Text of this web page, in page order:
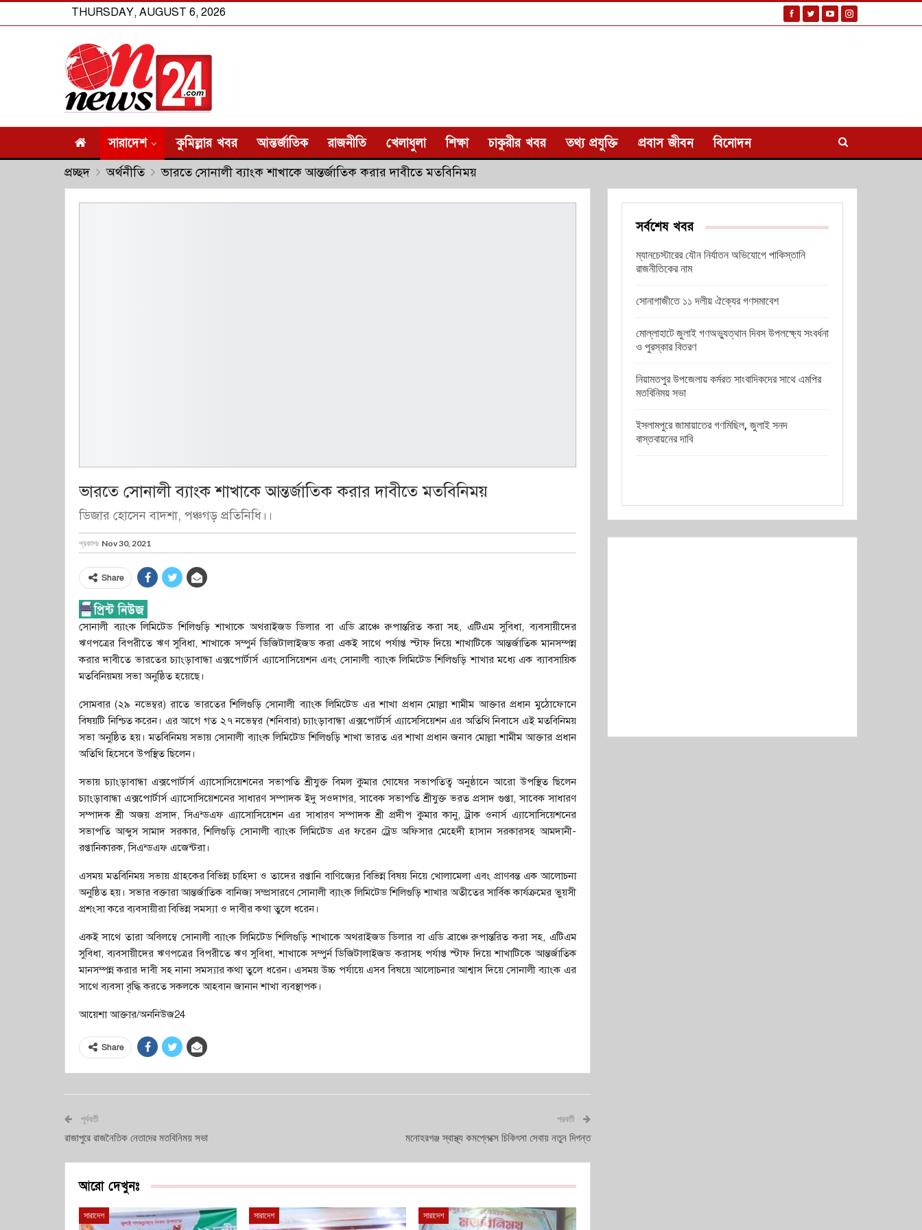
THURSDAY, AUGUST 6, 2026
সারাদেশ কুমিল্লার খবর আন্তর্জাতিক রাজনীতি খেলাধুলা শিক্ষা চাকুরীর খবর তথ্য প্রযুক্তি প্রবাস জীবন বিনোদন
প্রচ্ছদ অর্থনীতি ভারতে সোনালী ব্যাংক শাখাকে আন্তর্জাতিক করার দাবীতে মতবিনিময়
ভারতে সোনালী ব্যাংক শাখাকে আন্তর্জাতিক করার দাবীতে মতবিনিময়
ডিজার হোসেন বাদশা, পঞ্চগড় প্রতিনিধি।।
প্রকাশঃ Nov 30, 2021
Share
সোনালী ব্যাংক লিমিটেড শিলিগুড়ি শাখাকে অথরাইজড ডিলার বা এডি ব্রাঞ্চে রুপান্তরিত করা সহ, এটিএম সুবিধা, ব্যবসায়ীদের
ঋণপত্রের বিপরীতে ঋণ সুবিধা, শাখাকে সম্পুর্ন ডিজিটালাইজড করা একই সাথে পর্যাপ্ত স্টাফ দিয়ে শাখাটিকে আন্তর্জাতিক মানসম্পন্ন
করার দাবীতে ভারতের চ্যাংড়াবান্ধা এক্সপোর্টার্স এ্যাসোসিয়েশন এবং সোনালী ব্যাংক লিমিটেড শিলিগুড়ি শাখার মধ্যে এক ব্যাবসায়িক
মতবিনিয়ময় সভা অনুষ্ঠিত হয়েছে।
সোমবার (২৯ নভেম্বর) রাতে ভারতের শিলিগুড়ি সোনালী ব্যাংক লিমিটেড এর শাখা প্রধান মোল্লা শামীম আক্তার প্রধান মুঠোফোনে
বিষয়টি নিশ্চিত করেন। এর আগে গত ২৭ নভেম্বর (শনিবার) চ্যাংড়াবান্ধা এক্সপোর্টার্স এ্যাসেসিয়েশন এর অতিথি নিবাসে এই মতবিনিময়
সভা অনুষ্ঠিত হয়। মতবিনিময় সভায় সোনালী ব্যাংক লিমিটেড শিলিগুড়ি শাখা ভারত এর শাখা প্রধান জনাব মোল্লা শামীম আক্তার প্রধান
অতিথি হিসেবে উপস্থিত ছিলেন।
সভায় চ্যাংড়াবান্ধা এক্সপোর্টার্স এ্যাসোসিয়েশনের সভাপতি শ্রীযুক্ত বিমল কুমার ঘোষের সভাপতিত্ব অনুষ্ঠানে আরো উপস্থিত ছিলেন
চ্যাংড়াবান্ধা এক্সপোর্টার্স এ্যাসোসিয়েশনের সাধারণ সম্পাদক ইদু সওদাগর, সাবেক সভাপতি শ্রীযুক্ত ভরত প্রসাদ গুপ্তা, সাবেক সাধারণ
সম্পাদক শ্রী অজয় প্রসাদ, সিএন্ডএফ এ্যাসোসিয়েশন এর সাধারণ সম্পাদক শ্রী প্রদীপ কুমার কানু, ট্রাক ওনার্স এ্যাসোসিয়েশনের
সভাপতি আব্দুস সামাদ সরকার, শিলিগুড়ি সোনালী ব্যাংক লিমিটেড এর ফরেন ট্রেড অফিসার মেহেদী হাসান সরকারসহ আমদানী-
রপ্তানিকারক, সিএন্ডএফ এজেন্টরা।
এসময় মতবিনিময় সভায় গ্রাহকের বিভিন্ন চাহিদা ও তাদের রপ্তানি বাণিজ্যের বিভিন্ন বিষয় নিয়ে খোলামেলা এবং প্রাণবন্ত এক আলোচনা
অনুষ্ঠিত হয়। সভার বক্তারা আন্তর্জাতিক বানিজ্য সম্প্রসারণে সোনালী ব্যাংক লিমিটেড শিলিগুড়ি শাখার অতীতের সার্বিক কার্যক্রমের ভুয়সী
প্রশংসা করে ব্যবসায়ীরা বিভিন্ন সমস্যা ও দাবীর কথা তুলে ধরেন।
একই সাথে তারা অবিলম্বে সোনালী ব্যাংক লিমিটেড শিলিগুড়ি শাখাকে অথরাইজড ডিলার বা এডি ব্রাঞ্চে রুপান্তরিত করা সহ, এটিএম
সুবিধা, ব্যবসায়ীদের ঋণপত্রের বিপরীতে ঋণ সুবিধা, শাখাকে সম্পুর্ন ডিজিটালাইজড করাসহ পর্যাপ্ত স্টাফ দিয়ে শাখাটিকে আন্তর্জাতিক
মানসম্পন্ন করার দাবী সহ নানা সমস্যার কথা তুলে ধরেন। এসময় উচ্চ পর্যায়ে এসব বিষয়ে আলোচনার আশ্বাস দিয়ে সোনালী ব্যাংক এর
সাথে ব্যবসা বৃদ্ধি করতে সকলকে আহবান জানান শাখা ব্যবস্থাপক।
আয়েশা আক্তার/অননিউজ24
Share
পূর্ববর্তী
রাজাপুরে রাজনৈতিক নেতাদের মতবিনিময় সভা
পরবর্তী
মনোহরগঞ্জ স্বাস্থ্য কমপ্লেক্সে চিকিৎসা সেবায় নতুন দিগন্ত
আরো দেখুনঃ
সারাদেশ সারাদেশ সারাদেশ
সর্বশেষ খবর
ম্যানচেস্টারের যৌন নির্যাতন অভিযোগে পাকিস্তানি
রাজনীতিকের নাম
সোনাগাজীতে ১১ দলীয় ঐক্যের গণসমাবেশ
মোল্লাহাটে জুলাই গণঅভ্যুত্থান দিবস উপলক্ষ্যে সংবর্ধনা
ও পুরস্কার বিতরণ
নিয়ামতপুর উপজেলায় কর্মরত সাংবাদিকদের সাথে এমপির
মতবিনিময় সভা
ইসলামপুরে জামায়াতের গণমিছিল, জুলাই সনদ
বাস্তবায়নের দাবি